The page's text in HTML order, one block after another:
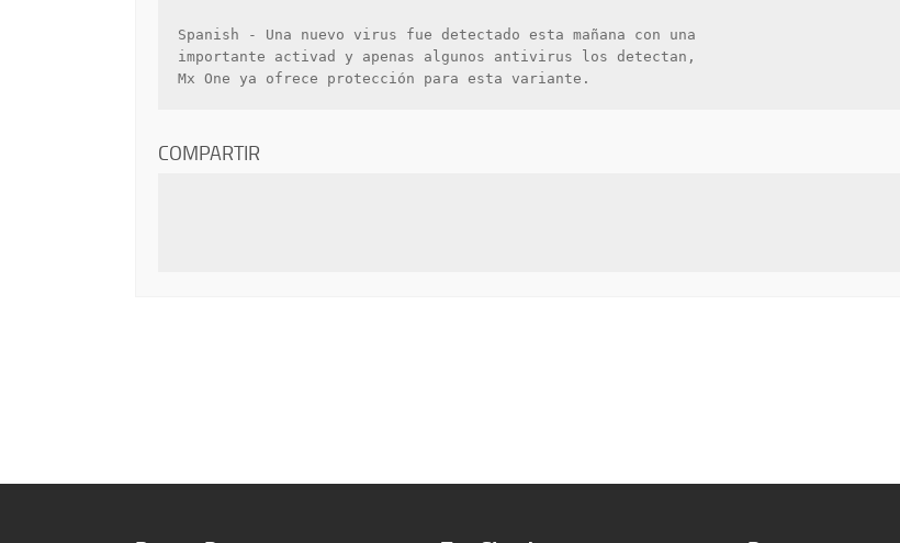
Spanish - Una nuevo virus fue detectado esta mañana con una
importante activad y apenas algunos antivirus los detectan,
Mx One ya ofrece protección para esta variante.
COMPARTIR